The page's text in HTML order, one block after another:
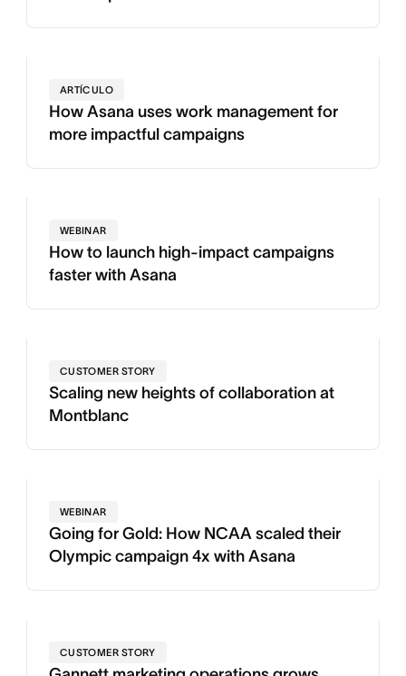
ARTÍCULO
How Asana uses work management for
more impactful campaigns
WEBINAR
How to launch high-impact campaigns
faster with Asana
CUSTOMER STORY
Scaling new heights of collaboration at
Montblanc
WEBINAR
Going for Gold: How NCAA scaled their
Olympic campaign 4x with Asana
CUSTOMER STORY